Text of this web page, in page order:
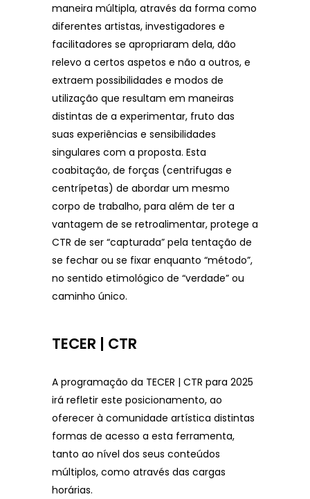
maneira múltipla, através da forma como
diferentes artistas, investigadores e
facilitadores se apropriaram dela, dão
relevo a certos aspetos e não a outros, e
extraem possibilidades e modos de
utilização que resultam em maneiras
distintas de a experimentar, fruto das
suas experiências e sensibilidades
singulares com a proposta. Esta
coabitação, de forças (centrifugas e
centrípetas) de abordar um mesmo
corpo de trabalho, para além de ter a
vantagem de se retroalimentar, protege a
CTR de ser “capturada” pela tentação de
se fechar ou se fixar enquanto “método”,
no sentido etimológico de “verdade” ou
caminho único.
TECER | CTR
A programação da TECER | CTR para 2025
irá refletir este posicionamento, ao
oferecer à comunidade artística distintas
formas de acesso a esta ferramenta,
tanto ao nível dos seus conteúdos
múltiplos, como através das cargas
horárias.